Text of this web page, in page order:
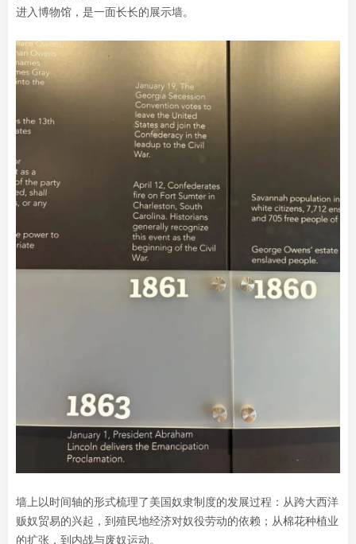
进入博物馆，是一面长长的展示墙。
墙上以时间轴的形式梳理了美国奴隶制度的发展过程：从跨大西洋
贩奴贸易的兴起，到殖民地经济对奴役劳动的依赖；从棉花种植业
的扩张，到内战与废奴运动。